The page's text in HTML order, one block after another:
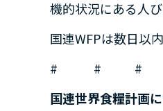
機的状況にある人
国連WFPは数日以
# # #
国連世界食糧計画